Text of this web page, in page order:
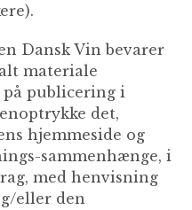
Dansk Vin bevarer
materiale
publicering i
det,
hjemmeside og
sammenhænge, i
med henvisning
eller den